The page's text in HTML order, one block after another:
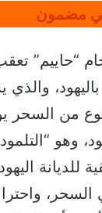
مضمون
“حاييم”
النوع من
وهو
للديانة
السحر،